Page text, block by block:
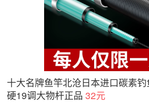
十大名牌鱼竿北沧日本进口碳素
硬19调大物杆正品 32元